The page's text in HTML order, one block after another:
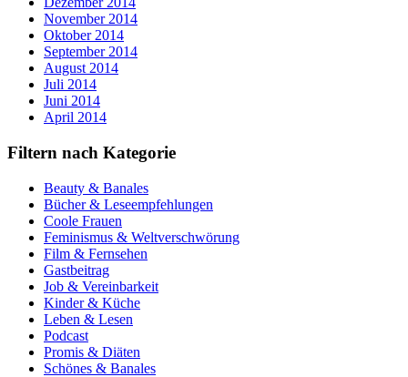
November 2014
Oktober 2014
September 2014
August 2014
Juli 2014
Juni 2014
April 2014
Filtern nach Kategorie
Beauty & Banales
Bücher & Leseempfehlungen
Coole Frauen
Feminismus & Weltverschwörung
Film & Fernsehen
Gastbeitrag
Job & Vereinbarkeit
Kinder & Küche
Leben & Lesen
Podcast
Promis & Diäten
Schönes & Banales